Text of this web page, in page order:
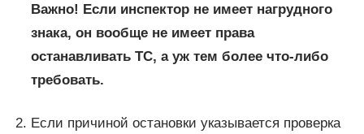
Важно! Если инспектор не имеет нагрудного
знака, он вообще не имеет права
останавливать ТС, а уж тем более что-либо
требовать.
Если причиной остановки указывается проверка